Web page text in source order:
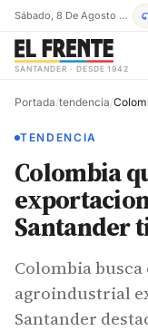
Sábado, 8 De Agosto De 2026
SANTANDER · DESDE 1942
Portada/tendencia/
TENDENCIA
Colombia
Santander
Colombia
agroindustrial
Santander